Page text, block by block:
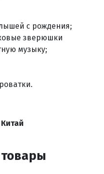
с рождения;
зверюшки
музыку;
Китай